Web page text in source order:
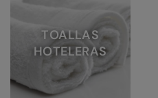
TOALLAS
HOTELERAS